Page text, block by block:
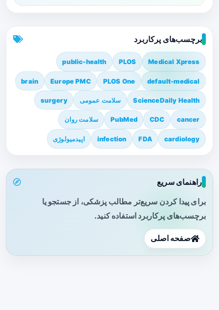
برچسب‌های پرکاربرد
Medical Xpress
PLOS
public-health
default-medical
PLOS One
Europe PMC
brain
ScienceDaily Health سلامت عمومی surgery
cancer
CDC
PubMed سلامت روان
cardiology
FDA
infection اپیدمیولوژی
راهنمای سریع
برای پیدا کردن سریع‌تر مطالب پزشکی، از جستجو یا
برچسب‌های پرکاربرد استفاده کنید.
صفحه اصلی